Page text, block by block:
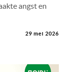
angst en
29 mei 2026